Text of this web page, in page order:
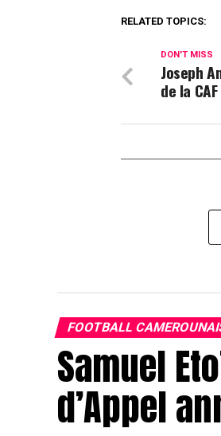
RELATED TOPICS:
DON'T MISS
Joseph
de la CAF
FOOTBALL
Samuel
d’Appel